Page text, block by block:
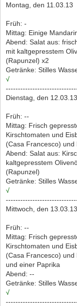
Montag, den 11.03.13
Früh: -
Mittag: Einige
Abend: Salat aus:
mit kaltgepresstem
(Rapunzel) x2
Getränke: Stilles
√
Dienstag, den 12.03.13
Früh: --
Mittag: Frisch
Kirschtomaten und
(Casa Francesco)
Abend: Salat aus:
kaltgepresstem
(Rapunzel)
Getränke: Stilles
√
Mittwoch, den 13.03.13
Früh: --
Mittag: Frisch
Kirschtomaten und
(Casa Francesco)
und einer Paprika
Abend: --
Getränke: Stilles
√